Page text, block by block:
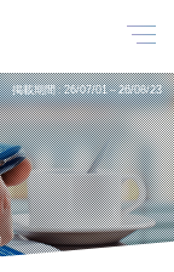
掲載期間 26/07/01～26/08/23